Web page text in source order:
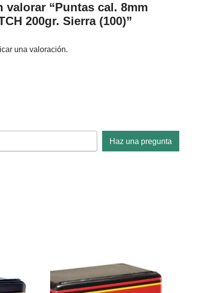
valorar “Puntas cal. 8mm
200gr. Sierra (100)”
una valoración.
Haz una pregunta